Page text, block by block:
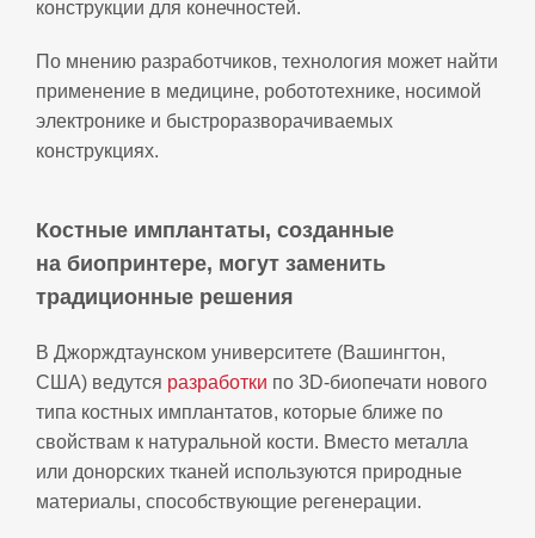
конструкции для конечностей.
По мнению разработчиков, технология может найти
применение в медицине, робототехнике, носимой
электронике и быстроразворачиваемых
конструкциях.
Костные имплантаты, созданные
на биопринтере, могут заменить
традиционные решения
В Джорждтаунском университете (Вашингтон,
США) ведутся разработки по 3D‑биопечати нового
типа костных имплантатов, которые ближе по
свойствам к натуральной кости. Вместо металла
или донорских тканей используются природные
материалы, способствующие регенерации.